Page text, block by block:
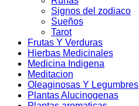
Signos del zodiaco
Sueños
Tarot
Frutas Y Verduras
Hierbas Medicinales
Medicina Indigena
Meditacion
Oleaginosas Y Legumbres
Plantas Alucinogenas